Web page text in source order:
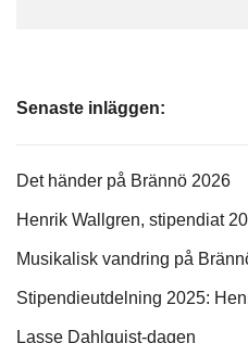
Senaste inläggen:
Det händer på Brännö 2026
Henrik Wallgren, stipendiat
Musikalisk vandring på
Stipendieutdelning 2025:
Lasse Dahlquist-dagen